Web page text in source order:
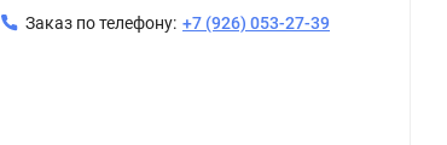
Заказ по телефону: +7 (926) 053-27-39